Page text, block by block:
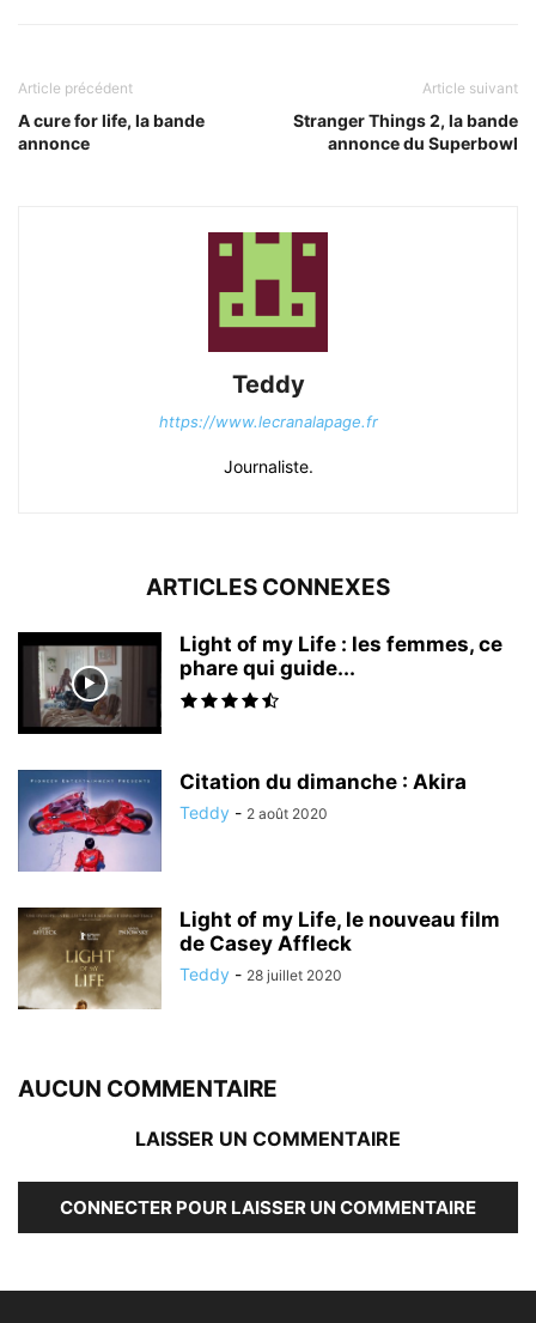
Article précédent
A cure for life, la bande
annonce
Article suivant
Stranger Things 2, la bande
annonce du Superbowl
Teddy
https://www.lecranalapage.fr
Journaliste.
ARTICLES CONNEXES
Light of my Life : les femmes, ce
phare qui guide...
Citation du dimanche : Akira
Teddy - 2 août 2020
Light of my Life, le nouveau film
de Casey Affleck
Teddy - 28 juillet 2020
AUCUN COMMENTAIRE
LAISSER UN COMMENTAIRE
CONNECTER POUR LAISSER UN COMMENTAIRE